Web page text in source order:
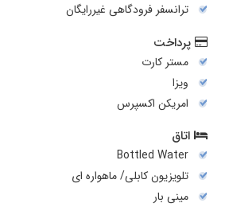
ترانسفر فرودگاهی غیررایگان
پرداخت
مستر کارت
ویزا
امریکن اکسپرس
اتاق
Bottled Water
تلویزیون کابلی/ ماهواره ای
مینی بار